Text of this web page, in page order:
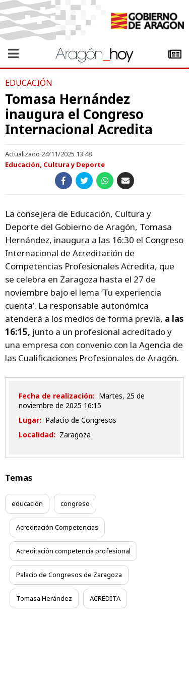
EDUCACIÓN
Tomasa Hernández
inaugura el Congreso
Internacional Acredita
Actualizado 24/11/2025 13:48
Educación, Cultura y Deporte
La consejera de Educación, Cultura y
Deporte del Gobierno de Aragón, Tomasa
Hernández, inaugura a las 16:30 el Congreso
Internacional de Acreditación de
Competencias Profesionales Acredita, que
se celebra en Zaragoza hasta el 27 de
noviembre bajo el lema ‘Tu experiencia
cuenta’. La responsable autonómica
atenderá a los medios de forma previa, a las
16:15, junto a un profesional acreditado y
una empresa con convenio con la Agencia de
las Cualificaciones Profesionales de Aragón.
Fecha de realización: martes, 25 de
noviembre de 2025 16:15
Lugar: Palacio de Congresos
Localidad: Zaragoza
Temas
educación congreso
Acreditación Competencias
Acreditación competencia profesional
Palacio de Congresos de Zaragoza
Tomasa Herández ACREDITA